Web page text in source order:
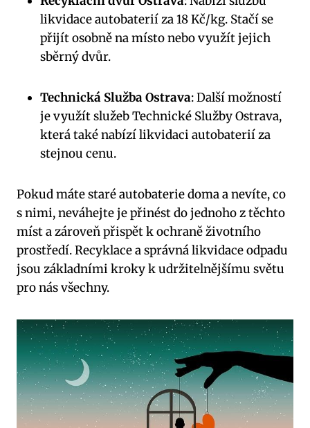
likvidace autobaterií za 18 Kč/kg. Stačí se
přijít osobně na místo nebo využít jejich
sběrný dvůr.
Technická Služba Ostrava: Další možností
je využít služeb Technické Služby Ostrava,
která také nabízí likvidaci autobaterií za
stejnou cenu.
Pokud máte staré autobaterie doma a nevíte, co
s nimi, neváhejte je přinést do jednoho z těchto
míst a zároveň přispět k ochraně životního
prostředí. Recyklace a správná likvidace odpadu
jsou základními kroky k udržitelnějšímu světu
pro nás všechny.